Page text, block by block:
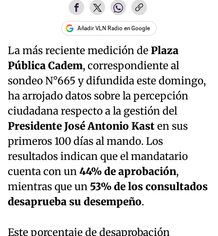
Añadir VLN Radio en Google
La más reciente medición dePlaza
Pública Cadem, correspondiente al
sondeo N°665 y difundida este domingo,
ha arrojado datos sobre la percepción
ciudadana respecto a la gestión del
Presidente José Antonio Kast en sus
primeros 100 días al mando. Los
resultados indican que el mandatario
cuenta con un44% de aprobación,
mientras que un 53% de los consultados
desaprueba su desempeño.
Este porcentaje de desaprobación